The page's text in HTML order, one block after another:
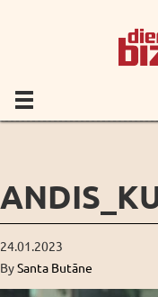
24.01.2023
BySanta Butāne